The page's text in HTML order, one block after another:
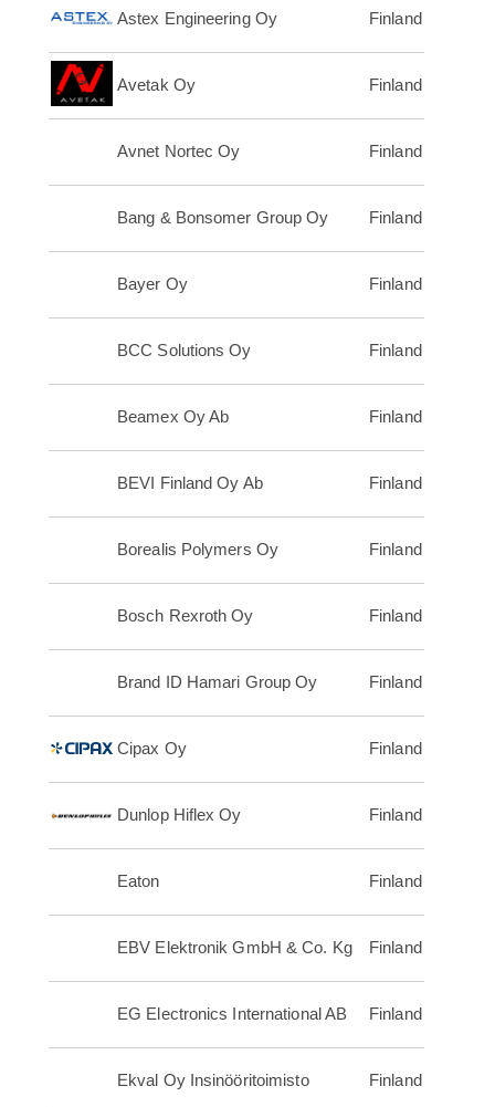
Astex Engineering Oy Finland
Avetak Oy Finland
Avnet Nortec Oy Finland
Bang & Bonsomer Group Oy Finland
Bayer Oy Finland
BCC Solutions Oy Finland
Beamex Oy Ab Finland
BEVI Finland Oy Ab Finland
Borealis Polymers Oy Finland
Bosch Rexroth Oy Finland
Brand ID Hamari Group Oy Finland
Cipax Oy Finland
Dunlop Hiflex Oy Finland
Eaton Finland
EBV Elektronik GmbH & Co. Kg Finland
EG Electronics International AB Finland
Ekval Oy Insinööritoimisto Finland